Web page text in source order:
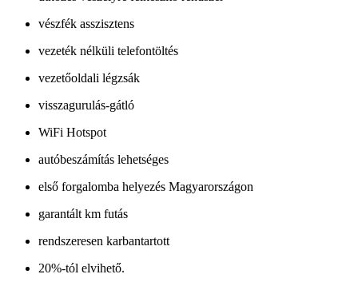
vészfék asszisztens
vezeték nélküli telefontöltés
vezetőoldali légzsák
visszagurulás-gátló
WiFi Hotspot
autóbeszámítás lehetséges
első forgalomba helyezés Magyarországon
garantált km futás
rendszeresen karbantartott
20%-tól elvihető.